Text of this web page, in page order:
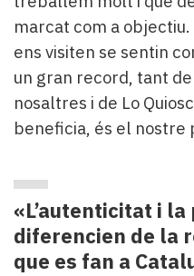
marcat com a
ens visiten se sentin
un gran record, tant
nosaltres i de Lo
beneficia, és el nostre
«L’autenticitat i
diferencien de la
que es fan a